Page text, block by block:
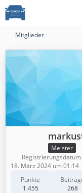
Mitglieder
Meister
Punkte
1.455
268
Registrierungsdatum
18. März 2024 um 01:14